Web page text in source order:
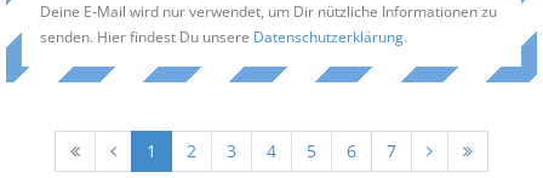
Deine E-Mail wird nur verwendet, um Dir nützliche Informationen zu
senden. Hier findest Du unsere Datenschutzerklärung.
1 2 3 4 5 6 7